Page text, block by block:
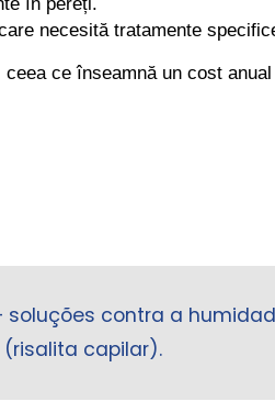
necesită tratamente
ce înseamnă un cost
soluções contra a
capilar).